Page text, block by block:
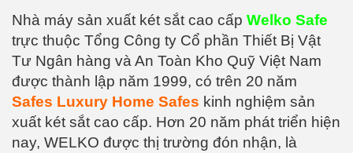
Nhà máy sản xuất két sắt cao cấp Welko Safe
trực thuộc Tổng Công ty Cổ phần Thiết Bị Vật
Tư Ngân hàng và An Toàn Kho Quỹ Việt Nam
được thành lập năm 1999, có trên 20 năm
Safes Luxury Home Safes kinh nghiệm sản
xuất két sắt cao cấp. Hơn 20 năm phát triển hiện
nay, WELKO được thị trường đón nhận, là